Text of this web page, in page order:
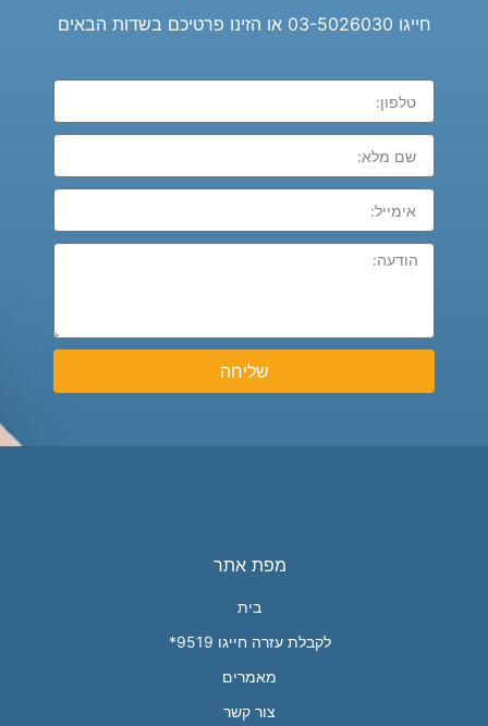
חייגו 03-5026030 או הזינו פרטיכם בשדות הבאים
שליחה
מפת אתר
בית
לקבלת עזרה חייגו 9519*
מאמרים
צור קשר